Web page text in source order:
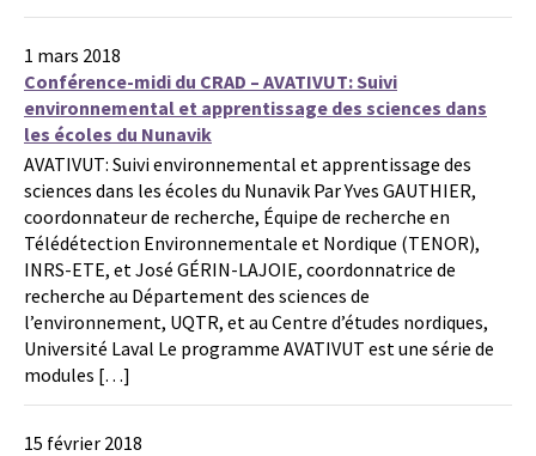
1 mars 2018
Conférence-midi du CRAD – AVATIVUT: Suivi
environnemental et apprentissage des sciences dans
les écoles du Nunavik
AVATIVUT: Suivi environnemental et apprentissage des
sciences dans les écoles du Nunavik Par Yves GAUTHIER,
coordonnateur de recherche, Équipe de recherche en
Télédétection Environnementale et Nordique (TENOR),
INRS-ETE, et José GÉRIN-LAJOIE, coordonnatrice de
recherche au Département des sciences de
l’environnement, UQTR, et au Centre d’études nordiques,
Université Laval Le programme AVATIVUT est une série de
modules […]
15 février 2018